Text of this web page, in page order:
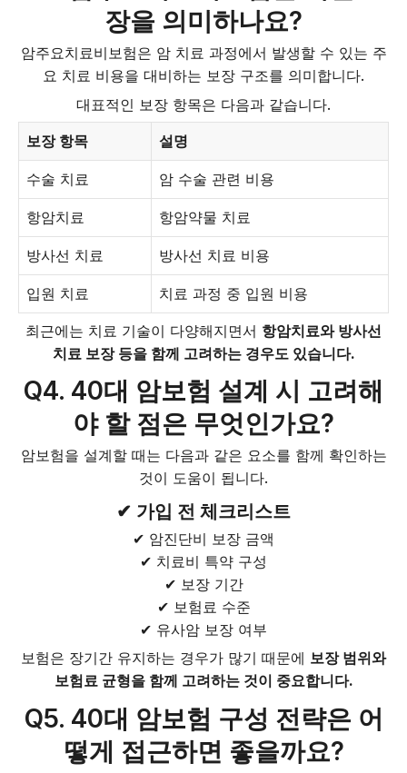
장을 의미하나요?
암주요치료비보험은 암 치료 과정에서 발생할 수 있는 주
요 치료 비용을 대비하는 보장 구조를 의미합니다.
대표적인 보장 항목은 다음과 같습니다.
보장 항목 설명
수술 치료 암 수술 관련 비용
항암치료 항암약물 치료
방사선 치료 방사선 치료 비용
입원 치료 치료 과정 중 입원 비용
최근에는 치료 기술이 다양해지면서 항암치료와 방사선
치료 보장 등을 함께 고려하는 경우도 있습니다.
Q4. 40대 암보험 설계 시 고려해
야 할 점은 무엇인가요?
암보험을 설계할 때는 다음과 같은 요소를 함께 확인하는
것이 도움이 됩니다.
✔ 가입 전 체크리스트
✔ 암진단비 보장 금액
✔ 치료비 특약 구성
✔ 보장 기간
✔ 보험료 수준
✔ 유사암 보장 여부
보험은 장기간 유지하는 경우가 많기 때문에 보장 범위와
보험료 균형을 함께 고려하는 것이 중요합니다.
Q5. 40대 암보험 구성 전략은 어
떻게 접근하면 좋을까요?